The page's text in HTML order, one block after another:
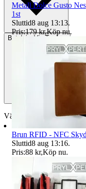
Betalning Via Tradera
Välj till köparskydd
Metall Dolce Gusto
1st
Sluttid8 aug 13:13.
Pris:179 kr,Köp nu.
Brun RFID - NFC
Sluttid8 aug 13:16.
Pris:88 kr,Köp nu.